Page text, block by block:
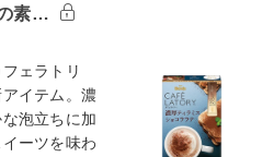
素…
ェラトリ
イテム。濃
泡立ちに加
ーツを味わ